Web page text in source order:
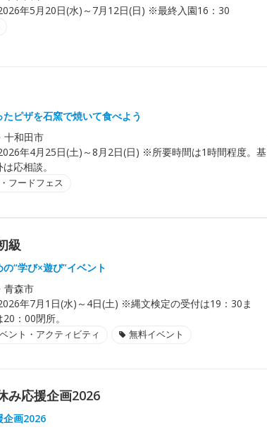
年5月20日(水)～7月12日(日) ※最終入園16：30
たピザを石窯で焼いて食べよう
十和田市
年4月25日(土)～8月2日(日) ※所要時間は1時間程度。基
応相談。
フードフェス
級
“学び×遊び”イベント
青森市
年7月1日(水)～4日(土) ※縄文検定の受付は19：30ま
：00閉所。
ント・アクティビティ 無料イベント
み応援企画2026
企画2026